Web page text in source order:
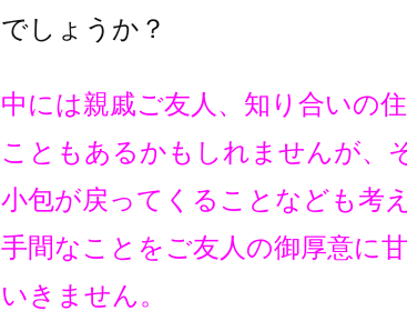
でしょうか？
中には親戚ご友人、知り合いの
こともあるかもしれませんが、
小包が戻ってくることなども考
手間なことをご友人の御厚意に
いきません。